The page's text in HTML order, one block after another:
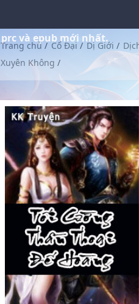
và epub mới nhất.
Trang chủ/ Cổ Đại/ Dị Giới /
Xuyên Không /